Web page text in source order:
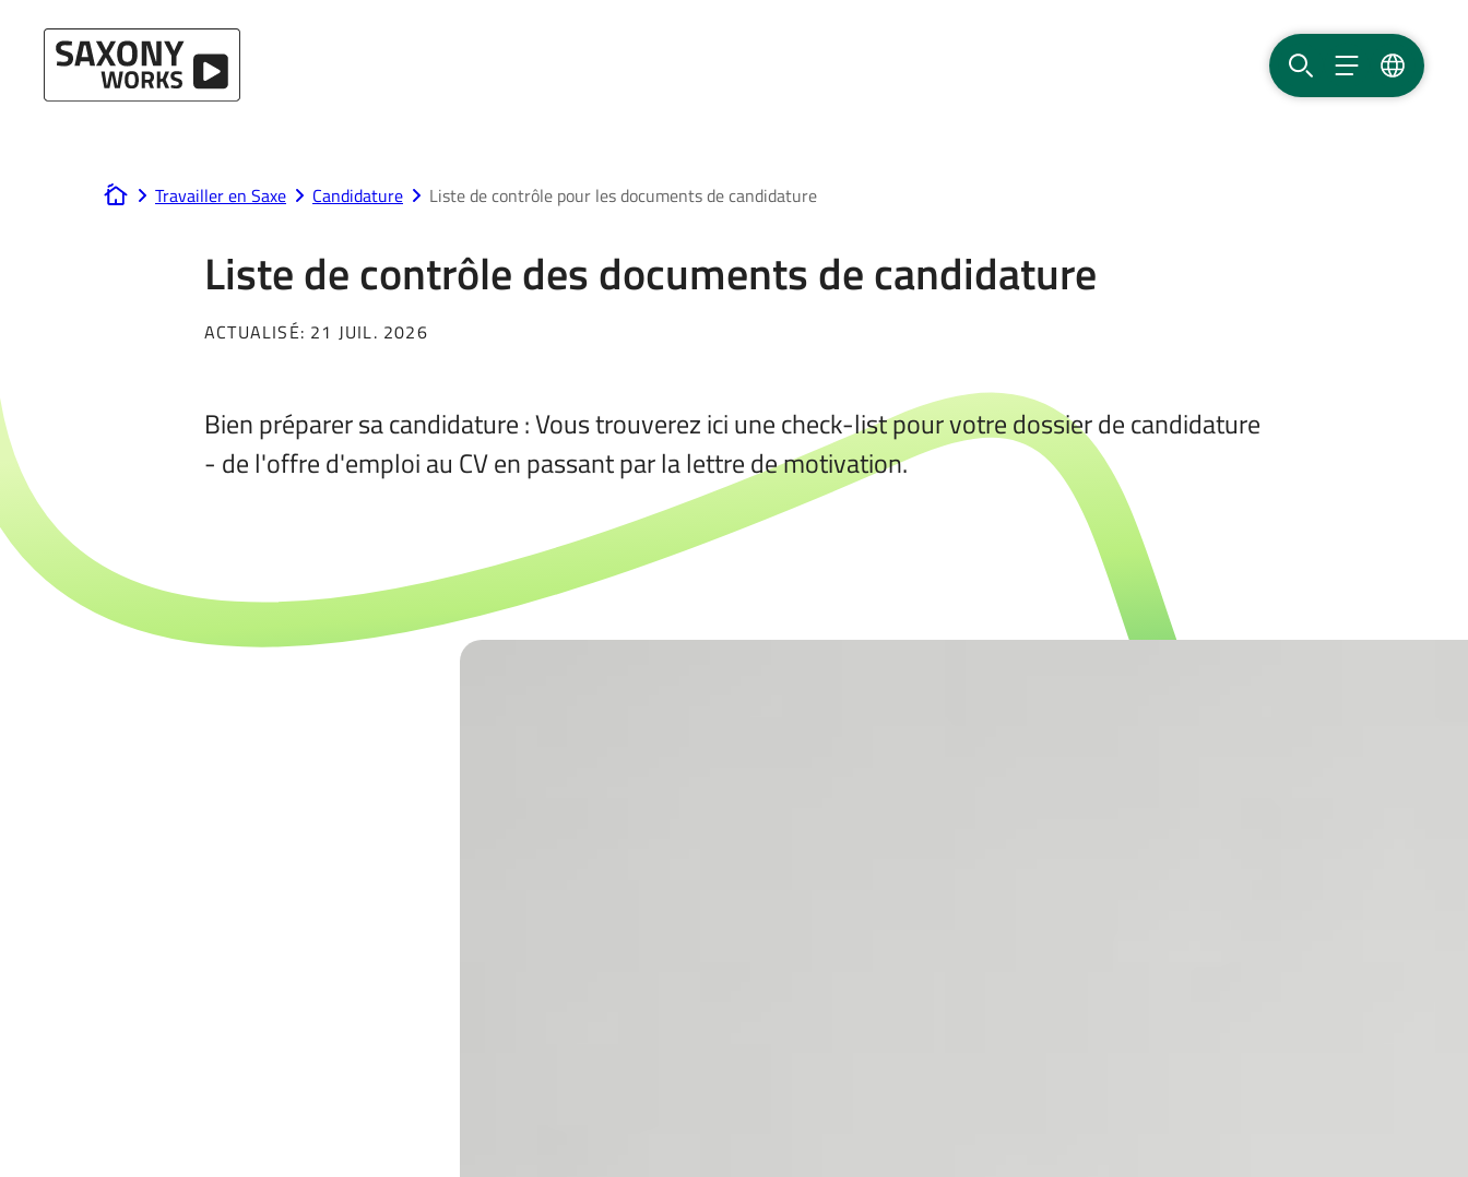
RECHERCHER
MENULANGUE
www.saxony-works.com
Travailler en Saxe Candidature Liste de contrôle pour les documents de candidature
Liste de contrôle des documents de candidature
ACTUALISÉ: 21 JUIL. 2026
Bien préparer sa candidature : Vous trouverez ici une check-list pour votre dossier de candidature
- de l'offre d'emploi au CV en passant par la lettre de motivation.